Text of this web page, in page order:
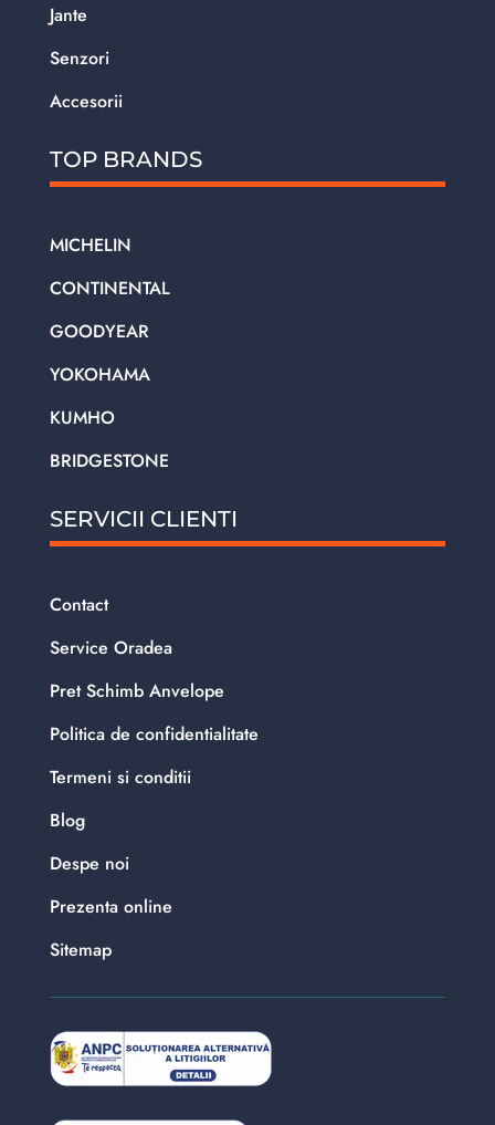
Jante
Senzori
Accesorii
TOP BRANDS
MICHELIN
CONTINENTAL
GOODYEAR
YOKOHAMA
KUMHO
BRIDGESTONE
SERVICII CLIENTI
Contact
Service Oradea
Pret Schimb Anvelope
Politica de confidentialitate
Termeni si conditii
Blog
Despe noi
Prezenta online
Sitemap